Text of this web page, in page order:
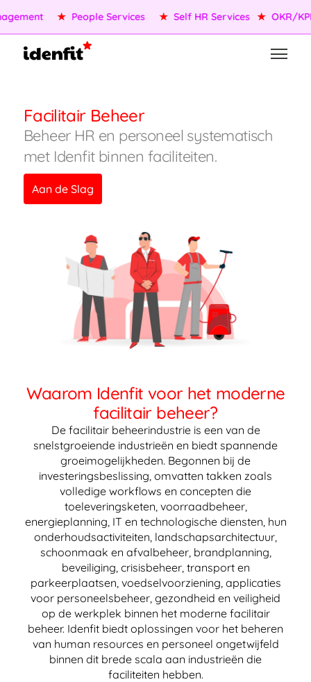
★ People Services ★ Self HR Services ★ OKR/KPI
Facilitair Beheer
Beheer HR en personeel systematisch
met Idenfit binnen faciliteiten.
Aan de Slag
Waarom Idenfit voor het moderne
facilitair beheer?
De facilitair beheerindustrie is een van de
snelstgroeiende industrieën en biedt spannende
groeimogelijkheden. Begonnen bij de
investeringsbeslissing, omvatten takken zoals
volledige workflows en concepten die
toeleveringsketen, voorraadbeheer,
energieplanning, IT en technologische diensten, hun
onderhoudsactiviteiten, landschapsarchitectuur,
schoonmaak en afvalbeheer, brandplanning,
beveiliging, crisisbeheer, transport en
parkeerplaatsen, voedselvoorziening, applicaties
voor personeelsbeheer, gezondheid en veiligheid
op de werkplek binnen het moderne facilitair
beheer. Idenfit biedt oplossingen voor het beheren
van human resources en personeel ongetwijfeld
binnen dit brede scala aan industrieën die
faciliteiten hebben.